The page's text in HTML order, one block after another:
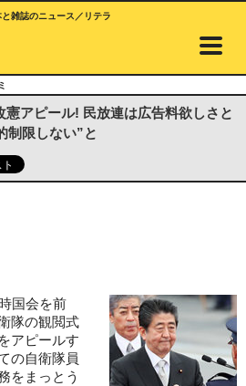
雑誌のニュース／リテラ
アピール! 民放連は広告料欲しさと
制限しない”と
国会を前
隊の観閲式
アピールす
の自衛隊員
をまっとう